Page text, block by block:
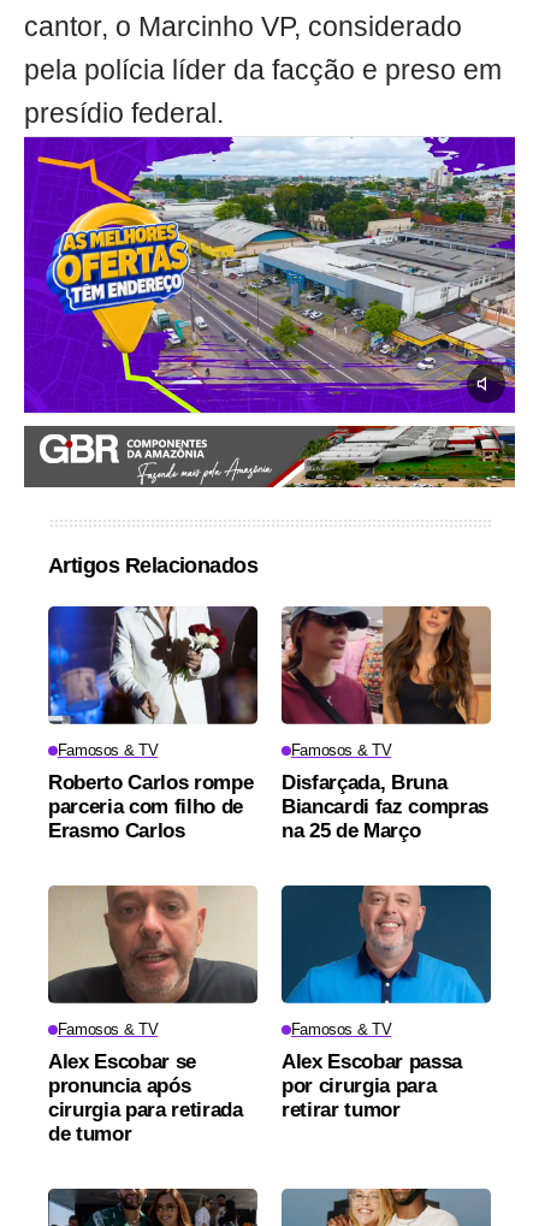
cantor, o Marcinho VP, considerado
pela polícia líder da facção e preso em
presídio federal.
Artigos Relacionados
Famosos & TV
Roberto Carlos rompe
parceria com filho de
Erasmo Carlos
Famosos & TV
Disfarçada, Bruna
Biancardi faz compras
na 25 de Março
Famosos & TV
Alex Escobar se
pronuncia após
cirurgia para retirada
de tumor
Famosos & TV
Alex Escobar passa
por cirurgia para
retirar tumor